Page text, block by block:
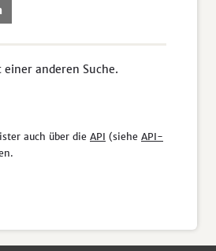
anderen Suche.
auch über die API (siehe API-